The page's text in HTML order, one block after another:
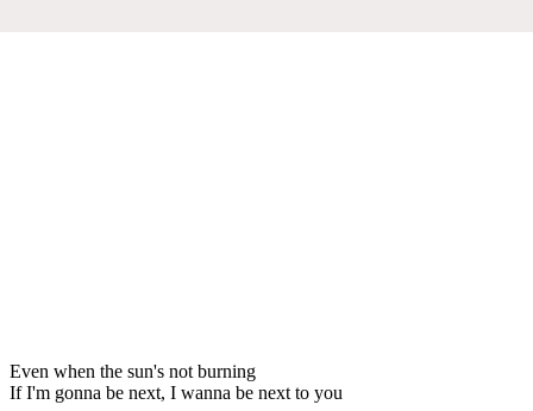
Even when the sun's not burning
If I'm gonna be next, I wanna be next to you